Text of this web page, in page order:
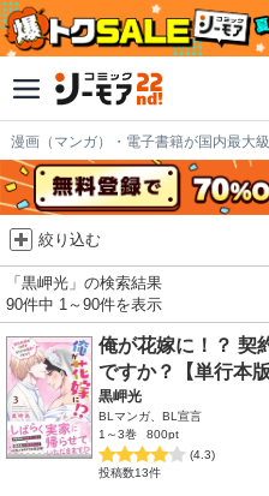
漫画（マンガ）・電子書籍が国内最大
絞り込む
「黒岬光」の検索結果
90件中 1～90件を表示
俺が花嫁に！？ 契
ですか？【単行本版
黒岬光
BLマンガ、BL宣言
1～3巻
800pt
(4.3)
投稿数13件